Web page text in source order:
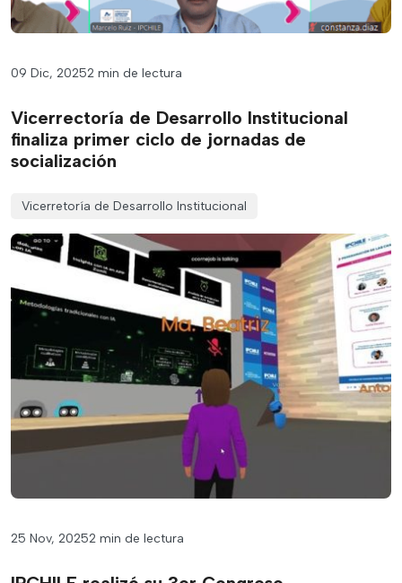
09 Dic, 20252 min de lectura
Vicerrectoría de Desarrollo Institucional
finaliza primer ciclo de jornadas de
socialización
Vicerretoría de Desarrollo Institucional
25 Nov, 20252 min de lectura